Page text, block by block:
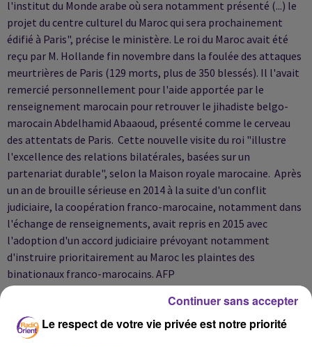
l'institut du Monde arabe où sera notamment présenté (...) le
projet du centre culturel du Maroc qui sera prochainement
édifié à Paris", précise le ministère. Le roi du Maroc avait été
reçu par M. Hollande fin novembre dans la foulée des attaques
meurtrières de Paris (129 morts, plus de 350 blessés). Il l'avait
remercié personnellement pour l'aide apportée par le
renseignement marocain pour retrouver le jihadiste belgo-
marocain Abdelhamid Abaaoud, présenté comme le cerveau
des attentats de Paris. Cette nouvelle visite du roi "illustre
l'excellence des relations bilatérales, basées sur un
partenariat durable", selon la Maison royale marocaine. Après
un an de brouille sérieuse en 2014 à la suite d'un conflit
judiciaire, la coopération franco-marocaine, notamment dans
l'échange de renseignements, avait repris en 2015 avec
l'adoption d'un accord judiciaire prévoyant notamment
d'instruire prioritairement au Maroc les plaintes des
binationaux franco-marocains. AFP
Le respect de votre vie privée est notre priorité
Continuer sans accepter